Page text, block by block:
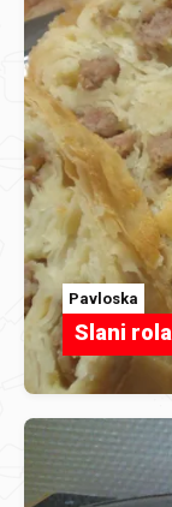
Pavloska
Slani